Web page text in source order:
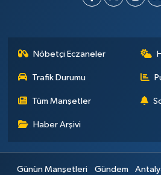
Nöbetçi Eczaneler
Trafik Durumu
Tüm Manşetler
Haber Arşivi
Günün Manşetleri Gündem